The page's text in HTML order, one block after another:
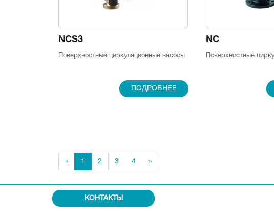
NCS3
Поверхностные циркуляционные насосы
ПОДРОБНЕЕ
NC
Поверхностные
« 1 2 3 4 »
КОНТАКТЫ